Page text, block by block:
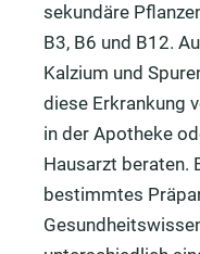
sekundäre
B3, B6 und B12.
Kalzium und
diese Erkrankung
in der Apotheke
Hausarzt beraten.
bestimmtes